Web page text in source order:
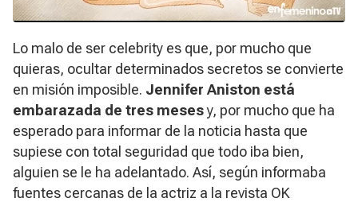
Lo malo de ser celebrity es que, por mucho que
quieras, ocultar determinados secretos se convierte
en misión imposible. Jennifer Aniston está
embarazada de tres mesesy, por mucho que ha
esperado para informar de la noticia hasta que
supiese con total seguridad que todo iba bien,
alguien se le ha adelantado. Así, según informaba
fuentes cercanas de la actriz a la revista OK